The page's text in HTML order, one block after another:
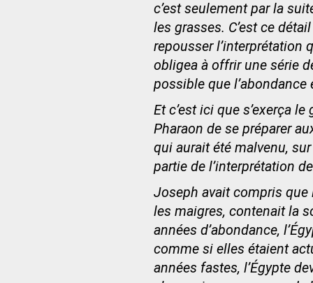
c’est seulement par la
les grasses. C’est ce
repousser l’interprétation
obligea à offrir une série
possible que
Et c’est ici que s’exerça
Pharaon de se préparer
qui aurait été malvenu,
partie de l’interprétation
Joseph avait compris que
les maigres, contenait la
années d’abondance,
comme si elles étaient
années fastes, l’Égypte